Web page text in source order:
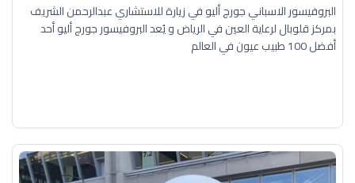
البروفيسور الاسباني جورج أليو في زيارة للاستشاري عبدالرحمن الشريف
بمركز قلوبال لرعاية العين في الرياض و يُعد البروفيسور جورج أليو أحد
أفضل 100 طبيب عيون في العالم